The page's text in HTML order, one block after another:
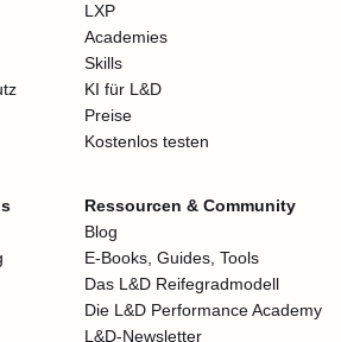
LXP
Academies
Skills
KI für L&D
Preise
Kostenlos testen
Ressourcen & Community
Blog
E-Books, Guides, Tools
Das L&D Reifegradmodell
Die L&D Performance Academy
L&D-Newsletter